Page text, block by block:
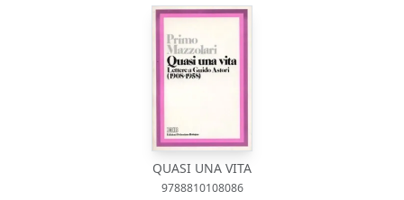
QUASI UNA VITA
9788810108086